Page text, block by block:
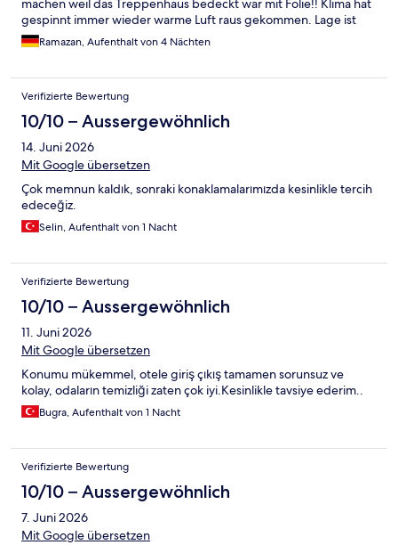
machen weil das Treppenhaus bedeckt war mit Folie!! Klima hat
gespinnt immer wieder warme Luft raus gekommen. Lage ist
super aber sonst nichts.
Ramazan, Aufenthalt von 4 Nächten
Verifizierte Bewertung
10/10 – Aussergewöhnlich
14. Juni 2026
Mit Google übersetzen
Çok memnun kaldık, sonraki konaklamalarımızda kesinlikle tercih
edeceğiz.
Selin, Aufenthalt von 1 Nacht
Verifizierte Bewertung
10/10 – Aussergewöhnlich
11. Juni 2026
Mit Google übersetzen
Konumu mükemmel, otele giriş çıkış tamamen sorunsuz ve
kolay, odaların temizliği zaten çok iyi.Kesinlikle tavsiye ederim..
Bugra, Aufenthalt von 1 Nacht
Verifizierte Bewertung
10/10 – Aussergewöhnlich
7. Juni 2026
Mit Google übersetzen